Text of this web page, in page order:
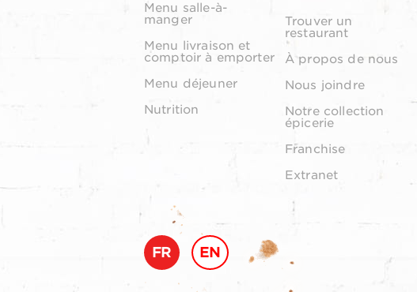
Menu salle-à-
manger
Menu livraison et
comptoir à emporter
Menu déjeuner
Nutrition
Trouver un
restaurant
À propos de nous
Nous joindre
Notre collection
épicerie
Franchise
Extranet
FR EN